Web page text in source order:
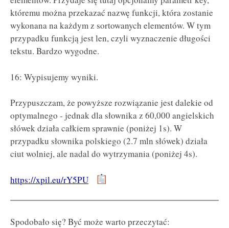
któremu można przekazać nazwę funkcji, która zostanie
wykonana na każdym z sortowanych elementów. W tym
przypadku funkcją jest len, czyli wyznaczenie długości
tekstu. Bardzo wygodne.
16: Wypisujemy wyniki.
Przypuszczam, że powyższe rozwiązanie jest dalekie od
optymalnego - jednak dla słownika z 60,000 angielskich
słówek działa całkiem sprawnie (poniżej 1s). W
przypadku słownika polskiego (2.7 mln słówek) działa
ciut wolniej, ale nadal do wytrzymania (poniżej 4s).
https://xpil.eu/rY5PU
Spodobało się? Być może warto przeczytać: